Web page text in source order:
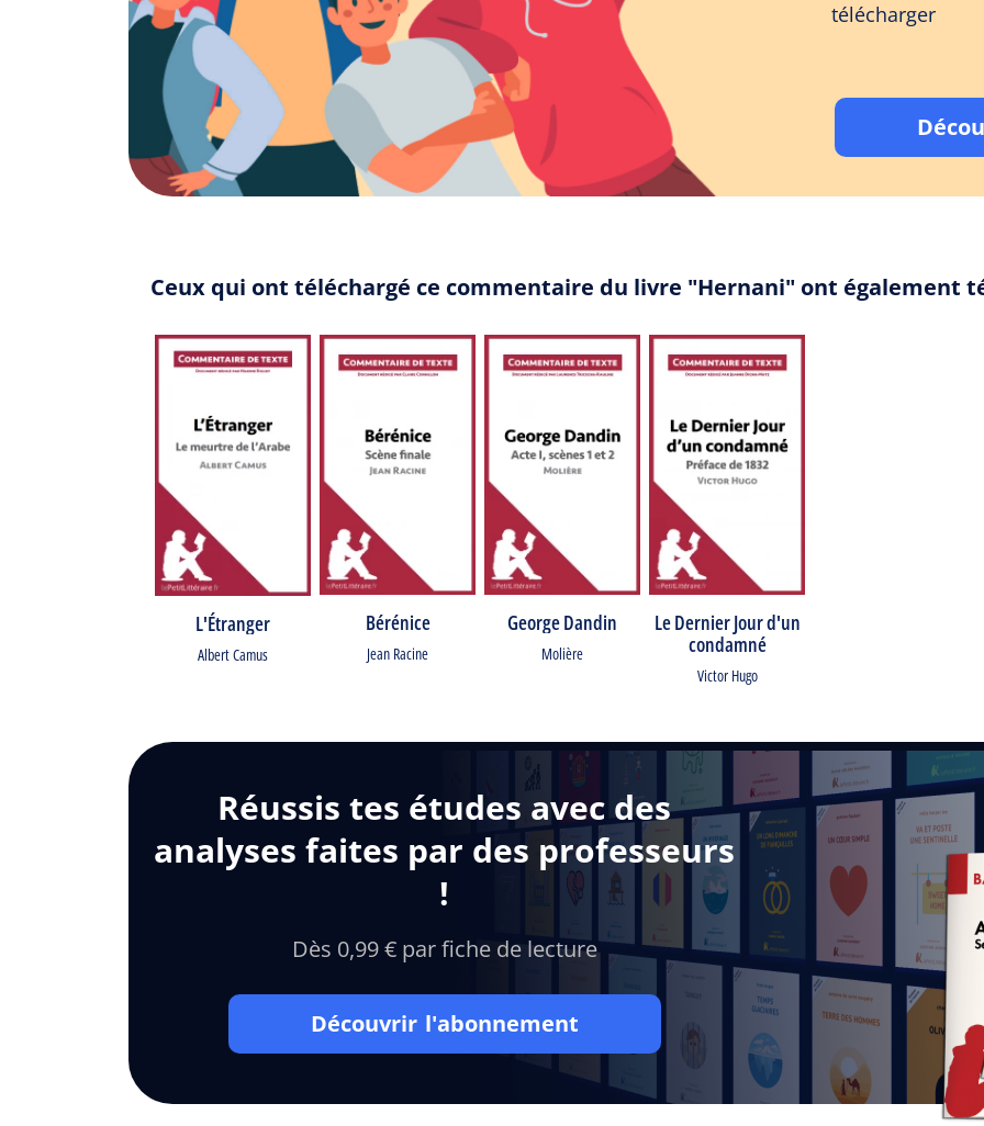
télécharger
Ceux qui ont téléchargé ce commentaire du livre "Hernani" ont également
L'Étranger
Albert Camus
Bérénice
Jean Racine
George Dandin
Molière
Le Dernier Jour d'un
condamné
Victor Hugo
Réussis tes études avec des
analyses faites par des professeurs
!
Dès 0,99 € par fiche de lecture
Découvrir l'abonnement